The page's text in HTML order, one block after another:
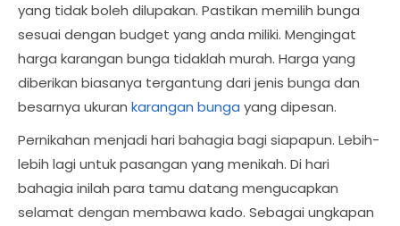
yang tidak boleh dilupakan. Pastikan memilih bunga
sesuai dengan budget yang anda miliki. Mengingat
harga karangan bunga tidaklah murah. Harga yang
diberikan biasanya tergantung dari jenis bunga dan
besarnya ukuran karangan bunga yang dipesan.
Pernikahan menjadi hari bahagia bagi siapapun. Lebih-
lebih lagi untuk pasangan yang menikah. Di hari
bahagia inilah para tamu datang mengucapkan
selamat dengan membawa kado. Sebagai ungkapan